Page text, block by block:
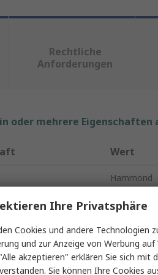
Rechtliche
Anforderungen
oder mehrere Eigenschaften
Wert
Hammond
Schließer
ABS
Ihre Privatsphäre
Cookies und andere Technologien
und zur Anzeige von Werbung
akzeptieren" erklären Sie sich mit
Sie können Ihre Cookies